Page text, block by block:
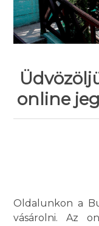
online
Oldalunkon a
vásárolni. Az